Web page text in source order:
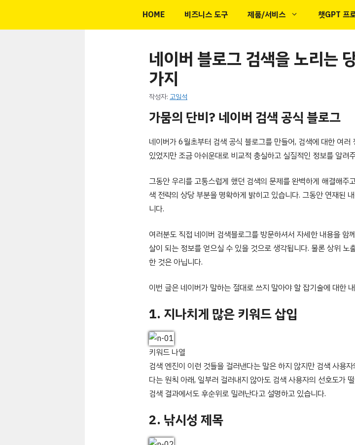
HOME 비즈니스 도구 제품/서비스 챗GPT 프
네이버 블로그 검색을 노리는
가지
작성자: 고일석
가뭄의 단비? 네이버 검색 공식 블로그
네이버가 6월초부터 검색 공식 블로그를 만들어, 검색에 대한 여
있었지만 조금 아쉬운대로 비교적 충실하고 실질적인 정보를 알려
그동안 우리를 고통스럽게 했던 검색의 문제를 완벽하게 해결해주
색 전략의 상당 부분을 명확하게 밝히고 있습니다. 그동안 연재된
니다.
여러분도 직접 네이버 검색블로그를 방문하셔서 자세한 내용을
살이 되는 정보를 얻으실 수 있을 것으로 생각됩니다. 물론 상위
한 것은 아닙니다.
이번 글은 네이버가 말하는 절대로 쓰지 말아야 할 잡기술에 대한
1. 지나치게 많은 키워드 삽입
키워드 나열
검색 엔진이 이런 것들을 걸러낸다는 말은 하지 않지만 검색 사용
다는 원칙 아래, 일부러 걸러내지 않아도 검색 사용자의 선호도가
검색 결과에서도 후순위로 밀려난다고 설명하고 있습니다.
2. 낚시성 제목